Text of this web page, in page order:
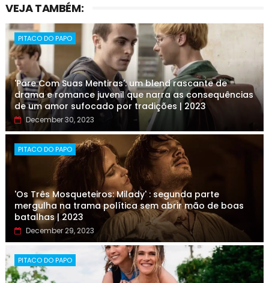
VEJA TAMBÉM:
PITACO DO PAPO
'Pare Com Suas Mentiras': um blend rascante de
drama e romance juvenil que narra as consequências
de um amor sufocado por tradições | 2023
December 30, 2023
PITACO DO PAPO
'Os Três Mosqueteiros: Milady' : segunda parte
mergulha na trama política sem abrir mão de boas
batalhas | 2023
December 29, 2023
PITACO DO PAPO